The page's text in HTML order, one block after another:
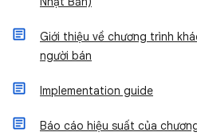
Giới thiệu về chương trình
người bán
Implementation guide
Báo cáo hiệu suất của